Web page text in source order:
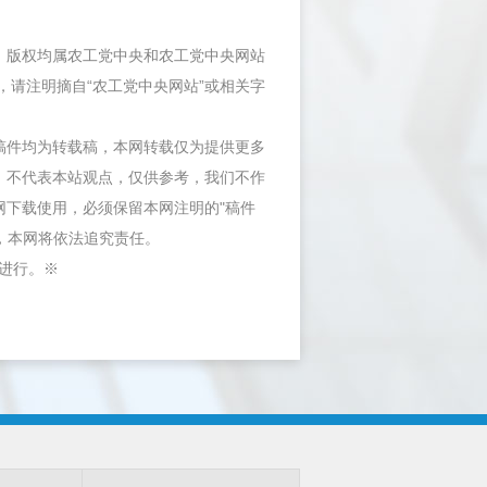
权均属农工党中央和农工党中央网站
注明摘自“农工党中央网站”或相关字
均为转载稿，本网转载仅为提供更多
代表本站观点，仅供参考，我们不作
载使用，必须保留本网注明的"稿件
网将依法追究责任。
行。※